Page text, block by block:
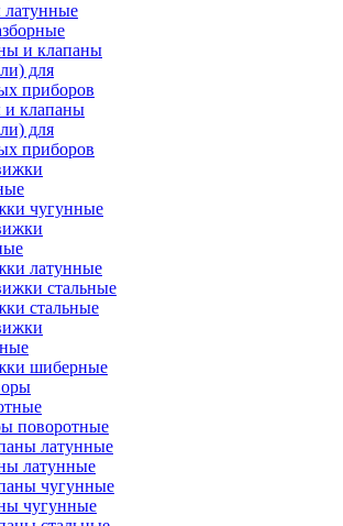
клапаны
для
приборов
чугунные
латунные
стальные
шиберные
поворотные
латунные
чугунные